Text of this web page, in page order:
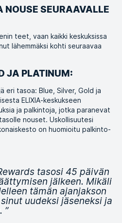
NOUSE SEURAAVALLE
teet, vaan kaikki keskuksissa
lähemmäksi kohti seuraavaa
JA PLATINUM:
eri tasoa: Blue, Silver, Gold ja
ELIXIA-keskukseen
ja palkintoja, jotka paranevat
nouset. Uskollisuutesi
on huomioitu palkinto-
tasosi 45 päivän
jälkeen. Mikäli
tämän ajanjakson
uudeksi jäseneksi ja
”